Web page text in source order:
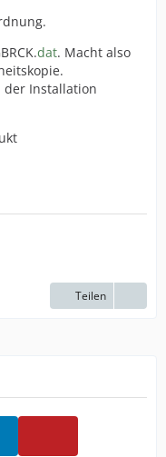
dat. Macht also
der Installation
Teilen